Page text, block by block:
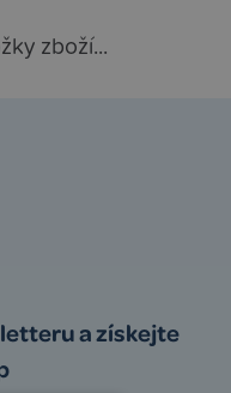
zboží...
a získejte